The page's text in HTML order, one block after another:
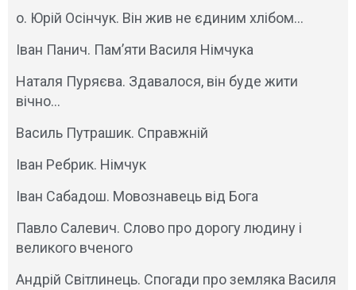
о. Юрій Осінчук. Він жив не єдиним хлібом…
Іван Панич. Пам’яти Василя Німчука
Наталя Пуряєва. Здавалося, він буде жити
вічно…
Василь Путрашик. Справжній
Іван Ребрик. Німчук
Іван Сабадош. Мовознавець від Бога
Павло Салевич. Слово про дорогу людину і
великого вченого
Андрій Світлинець. Спогади про земляка Василя